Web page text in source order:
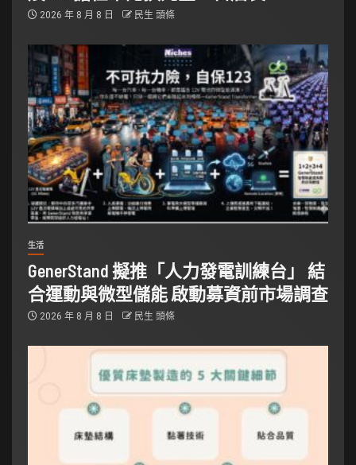
2026 年 8 月 8 日 民生 頭條
生活
GenerStand 擬推「人力發電訓練台」 結
合運動與微型儲能 啟動募資前市場調查
2026 年 8 月 8 日 民生 頭條